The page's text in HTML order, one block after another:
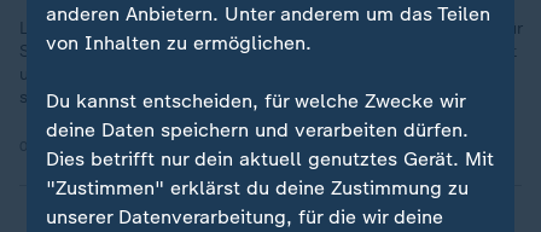
Lange hat die Regierung nach Kompromissen gesucht, etwa für
Steuer- und Rentenreform. Jetzt hat sich die Koalition geeinigt
und stellt ihre Pläne vor. ZDFheute live zeigt, was sich ändern
soll.
anderen Anbietern. Unter anderem um das Teilen
von Inhalten zu ermöglichen.
Du kannst entscheiden, für welche Zwecke wir
deine Daten speichern und verarbeiten dürfen.
Dies betrifft nur dein aktuell genutztes Gerät. Mit
"Zustimmen" erklärst du deine Zustimmung zu
unserer Datenverarbeitung, für die wir deine